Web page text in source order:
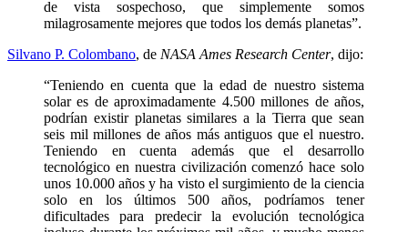
de vista sospechoso, que simplemente somos
milagrosamente mejores que todos los demás planetas”.
Silvano P. Colombano, de NASA Ames Research Center, dijo:
“Teniendo en cuenta que la edad de nuestro sistema
solar es de aproximadamente 4.500 millones de años,
podrían existir planetas similares a la Tierra que sean
seis mil millones de años más antiguos que el nuestro.
Teniendo en cuenta además que el desarrollo
tecnológico en nuestra civilización comenzó hace solo
unos 10.000 años y ha visto el surgimiento de la ciencia
solo en los últimos 500 años, podríamos tener
dificultades para predecir la evolución tecnológica